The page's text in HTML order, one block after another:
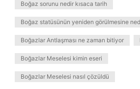
Boğaz sorunu nedir kısaca tarih
Boğaz statüsünün yeniden görülmesine
Boğazlar Antlaşması ne zaman bitiyor
Boğazlar Meselesi kimin eseri
Boğazlar Meselesi nasıl çözüldü